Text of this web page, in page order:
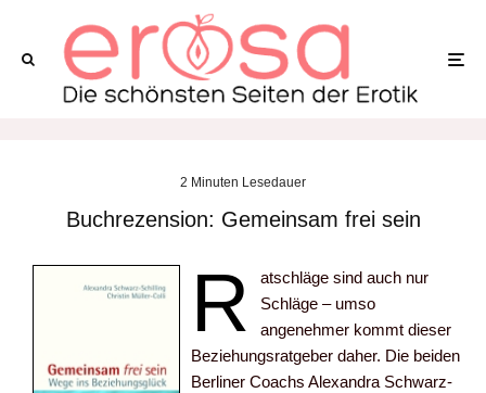
2 Minuten Lesedauer
Buchrezension: Gemeinsam frei sein
R
atschläge sind auch nur
Schläge – umso
angenehmer kommt dieser
Beziehungsratgeber daher. Die beiden
Berliner Coachs Alexandra Schwarz-